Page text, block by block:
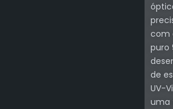
com
puro
de
UV-
uma